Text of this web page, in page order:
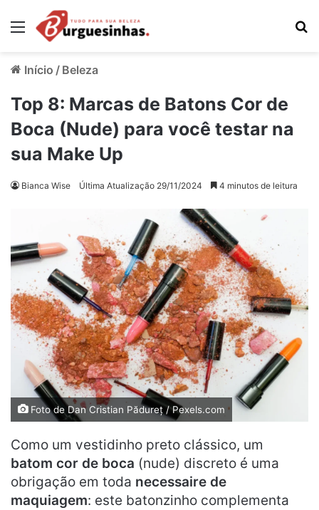
Menu
Início / Beleza
Top 8: Marcas de Batons Cor de
Boca (Nude) para você testar na
sua Make Up
Bianca Wise Última Atualização 29/11/2024 4 minutos de leitura
Foto de Dan Cristian Pădureț / Pexels.com
Como um vestidinho preto clássico, um
batom cor de boca (nude) discreto é uma
obrigação em toda necessaire de
maquiagem: este batonzinho complementa